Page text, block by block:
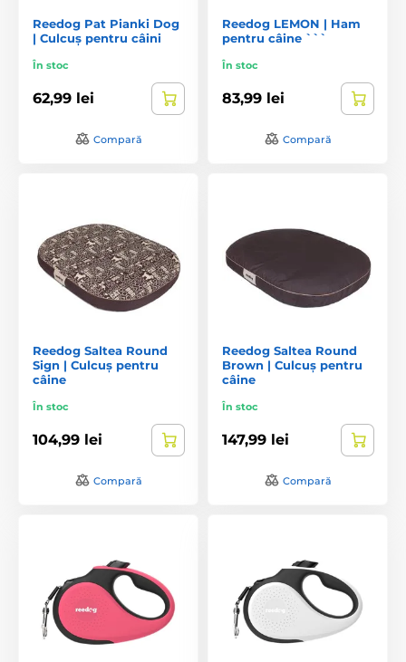
Reedog Pat Pianki Dog
| Culcuș pentru câini
În stoc
62,99 lei
Compară
Reedog LEMON | Ham
pentru câine ```
În stoc
83,99 lei
Compară
Reedog Saltea Round
Sign | Culcuș pentru
câine
În stoc
104,99 lei
Compară
Reedog Saltea Round
Brown | Culcuș pentru
câine
În stoc
147,99 lei
Compară